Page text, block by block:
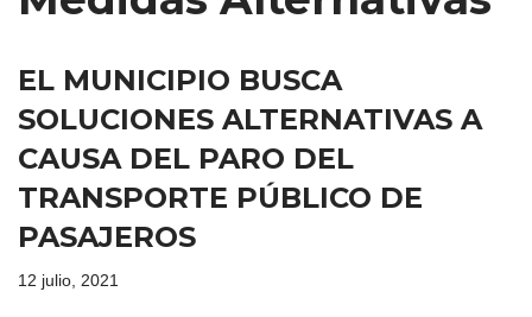
EL MUNICIPIO BUSCA
SOLUCIONES ALTERNATIVAS A
CAUSA DEL PARO DEL
TRANSPORTE PÚBLICO DE
PASAJEROS
12 julio, 2021